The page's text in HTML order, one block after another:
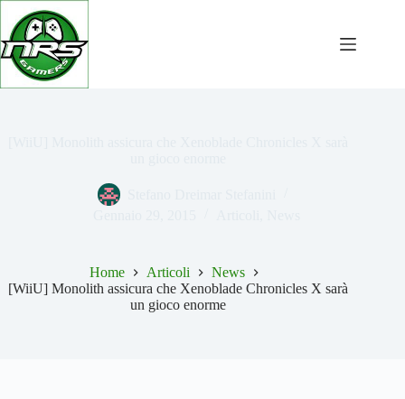
Salta
contenuto
Home Articoli
News
[WiiU] Monolith assicura che Xenoblade Chronicles X sarà
un gioco enorme